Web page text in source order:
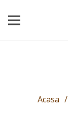
Acasa /